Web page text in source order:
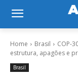
Home Brasil
COP-
estrutura, apagões e
Brasil